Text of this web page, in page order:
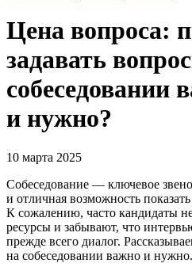
Цена вопроса:
задавать
собеседовании
и нужно?
10 марта 2025
Собеседование — ключевое
и отличная возможность
К сожалению, часто кандидаты
ресурсы и забывают, что
прежде всего диалог.
на собеседовании важно и нужно.